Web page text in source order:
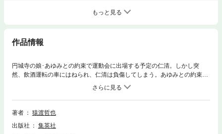
もっと見る
作品情報
円城寺の娘･あゆみとの約束で運動会に出場する予定の仁清。しかし突
然、飲酒運転の車にはねられ、仁清は負傷してしまう。あゆみとの約束を
前に仁清は…!? 一家の大黒柱をなくした円城寺家で、”家族”を守るために
漢･仁清が奮闘する!! 身を挺して、道を拓く熱きドラマ8編収録!!
著者
猿渡哲也
出版社
集英社